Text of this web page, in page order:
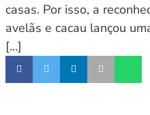
casas. Por isso, a
avelãs e cacau lançou
[…]